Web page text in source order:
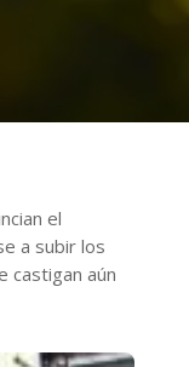
el
a subir los
castigan aún